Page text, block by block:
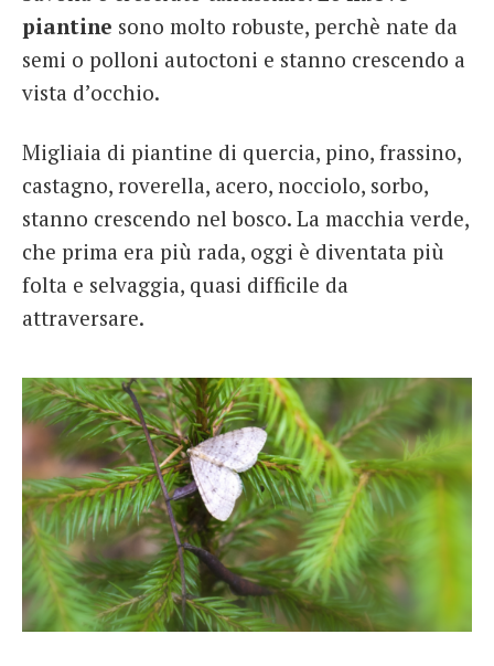
piantine sono molto robuste, perchè nate da
semi o polloni autoctoni e stanno crescendo a
vista d’occhio.
Migliaia di piantine di quercia, pino, frassino,
castagno, roverella, acero, nocciolo, sorbo,
stanno crescendo nel bosco. La macchia verde,
che prima era più rada, oggi è diventata più
folta e selvaggia, quasi difficile da
attraversare.